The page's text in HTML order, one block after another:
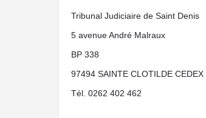
Tribunal Judiciaire de Saint Denis
5 avenue André Malraux
BP 338
97494 SAINTE CLOTILDE CEDEX
Tél. 0262 402 462